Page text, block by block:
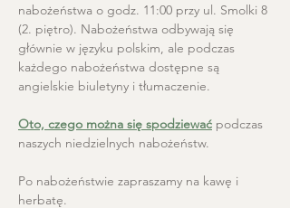
nabożeństwa o godz. 11:00 przy ul. Smolki 8
(2. piętro). Nabożeństwa odbywają się
głównie w języku polskim, ale podczas
każdego nabożeństwa dostępne są
angielskie biuletyny i tłumaczenie.
Oto, czego można się spodziewać podczas
naszych niedzielnych nabożeństw.
Po nabożeństwie zapraszamy na kawę i
herbatę.